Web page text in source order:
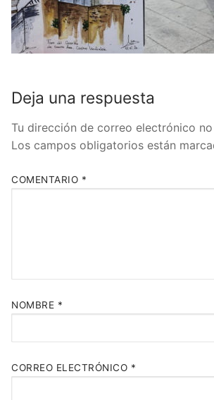
Deja una respuesta
Tu dirección de correo electrónico
Los campos obligatorios están
COMENTARIO *
NOMBRE *
CORREO ELECTRÓNICO *